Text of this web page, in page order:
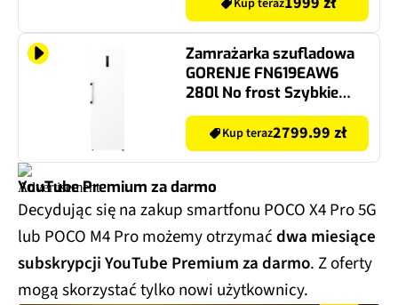
Zamrażarka szufladowa
GORENJE FN619EAW6
280l No frost Szybkie
zamrażanie
Kup teraz2799.99 zł
YouTube Premium za darmo
Decydując się na zakup smartfonu POCO X4 Pro 5G
lub POCO M4 Pro możemy otrzymaćdwa miesiące
subskrypcji YouTube Premium za darmo. Z oferty
mogą skorzystać tylko nowi użytkownicy.